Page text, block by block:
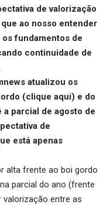
de valorização
que ao nosso entender
fundamentos de
continuidade de
atualizou os
(clique aqui) e do
a parcial de agosto de
de
está apenas
alta frente ao boi gordo
parcial do ano (frente
valorização entre as